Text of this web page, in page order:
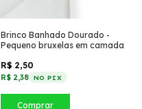
Brinco Banhado Dourado -
Pequeno bruxelas em camada
R$ 2,50
R$ 2,38 NO PIX
Comprar